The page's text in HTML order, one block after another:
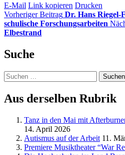
E-Mail Link kopieren Drucken
Vorheriger Beitrag Dr. Hans Riegel-
schulische Forschungsarbeiten
Elbestrand
Suche
Suchen
nach:
Aus derselben Rubrik
Tanz in den Mai mit
14. April 2026
Autismus auf der Arbeit 11.
Premiere Musiktheater “War